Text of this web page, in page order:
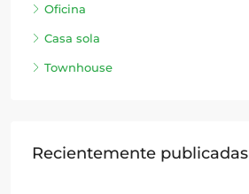
Oficina
Casa sola
Townhouse
Recientemente publicadas